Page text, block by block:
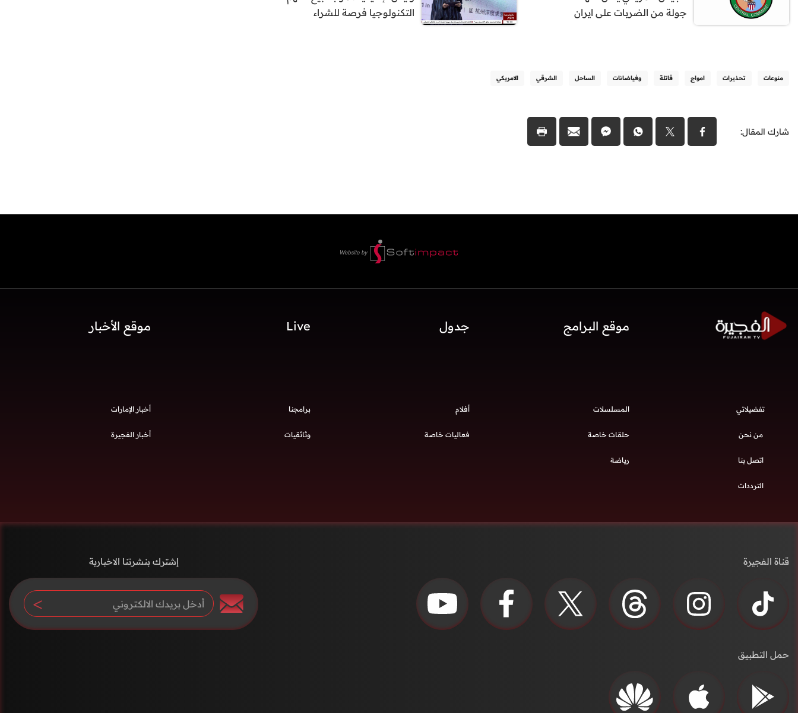
جولة من الضربات على ايران
التكنولوجيا فرصة للشراء
منوعات تحذيرات امواج قاتلة وفياضانات الساحل الشرقي الامريكي
شارك المقال:
موقع البرامج جدول Live موقع الأخبار
تفضيلاتي
من نحن
اتصل بنا
الترددات
المسلسلات أفلام برامجنا
حلقات خاصة فعاليات خاصة وثائقيات
رياضة
أخبار الإمارات
أخبار الفجيرة
قناة الفجيرة
حمل التطبيق
إشترك بنشرتنا الاخبارية